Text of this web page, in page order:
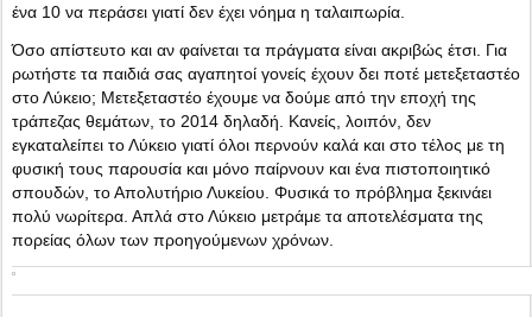
ένα 10 να περάσει γιατί δεν έχει νόημα η ταλαιπωρία.
Όσο απίστευτο και αν φαίνεται τα πράγματα είναι ακριβώς έτσι. Για
ρωτήστε τα παιδιά σας αγαπητοί γονείς έχουν δει ποτέ μετεξεταστέο
στο Λύκειο; Μετεξεταστέο έχουμε να δούμε από την εποχή της
τράπεζας θεμάτων, το 2014 δηλαδή. Κανείς, λοιπόν, δεν
εγκαταλείπει το Λύκειο γιατί όλοι περνούν καλά και στο τέλος με τη
φυσική τους παρουσία και μόνο παίρνουν και ένα πιστοποιητικό
σπουδών, το Απολυτήριο Λυκείου. Φυσικά το πρόβλημα ξεκινάει
πολύ νωρίτερα. Απλά στο Λύκειο μετράμε τα αποτελέσματα της
πορείας όλων των προηγούμενων χρόνων.